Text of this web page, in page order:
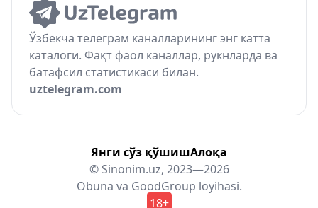
Ўзбекча телеграм каналларининг энг катта
каталоги. Фақт фаол каналлар, рукнларда ва
батафсил статистикаси билан.
uztelegram.com
Янги сўз қўшишАлоқа
© Sinonim.uz, 2023—2026
Obuna va GoodGroup loyihasi.
18+